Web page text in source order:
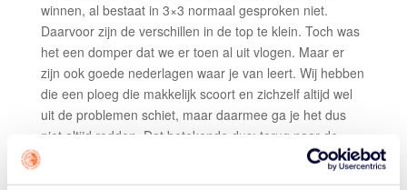
winnen, al bestaat in 3×3 normaal gesproken niet.
Daarvoor zijn de verschillen in de top te klein. Toch was
het een domper dat we er toen al uit vlogen. Maar er
zijn ook goede nederlagen waar je van leert. Wij hebben
die een ploeg die makkelijk scoort en zichzelf altijd wel
uit de problemen schiet, maar daarmee ga je het dus
niet altijd redden. Dat betekende dus: terug naar de
tekentafel. Daarvoor moet je eerst een tik op de neus